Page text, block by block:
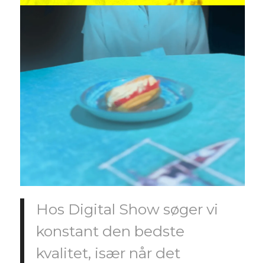
Hos Digital Show søger vi
konstant den bedste
kvalitet, især når det